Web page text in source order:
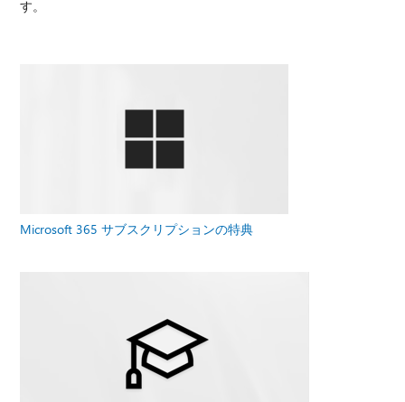
す。
Microsoft 365 サブスクリプションの特典